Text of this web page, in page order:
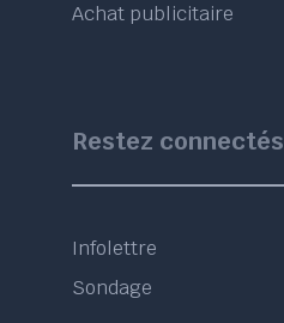
Achat publicitaire
Restez connectés
Infolettre
Sondage